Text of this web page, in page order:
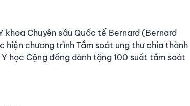
khoa Chuyên sâu Quốc tế Bernard (Bernard
hiện chương trình Tầm soát ung thư chia thành
học Cộng đồng dành tặng 100 suất tầm soát